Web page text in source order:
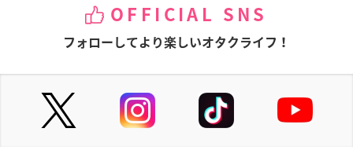
OFFICIAL SNS
フォローしてより楽しいオタクライフ！